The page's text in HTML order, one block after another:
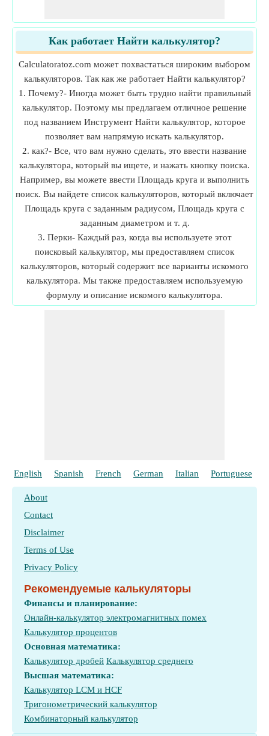
Как работает Найти калькулятор?
Calculatoratoz.com может похвастаться широким выбором
калькуляторов. Так как же работает Найти калькулятор?
1. Почему?- Иногда может быть трудно найти правильный
калькулятор. Поэтому мы предлагаем отличное решение
под названием Инструмент Найти калькулятор, которое
позволяет вам напрямую искать калькулятор.
2. как?- Все, что вам нужно сделать, это ввести название
калькулятора, который вы ищете, и нажать кнопку поиска.
Например, вы можете ввести Площадь круга и выполнить
поиск. Вы найдете список калькуляторов, который включает
Площадь круга с заданным радиусом, Площадь круга с
заданным диаметром и т. д.
3. Перки- Каждый раз, когда вы используете этот
поисковый калькулятор, мы предоставляем список
калькуляторов, который содержит все варианты искомого
калькулятора. Мы также предоставляем используемую
формулу и описание искомого калькулятора.
English Spanish French German Italian Portuguese
About
Contact
Disclaimer
Terms of Use
Privacy Policy
Рекомендуемые калькуляторы
Финансы и планирование:
Онлайн-калькулятор электромагнитных помех
Калькулятор процентов
Основная математика:
Калькулятор дробей Калькулятор среднего
Высшая математика:
Калькулятор LCM и HCF
Тригонометрический калькулятор
Комбинаторный калькулятор